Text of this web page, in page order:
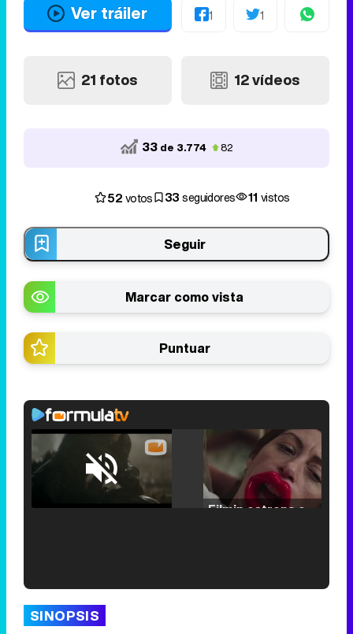
Ver tráiler 1 1
21 fotos 12 vídeos
33de 3.774 82
52votos 33seguidores 11 vistos
Seguir
Marcar como vista
Puntuar
Unmute /
SINOPSIS